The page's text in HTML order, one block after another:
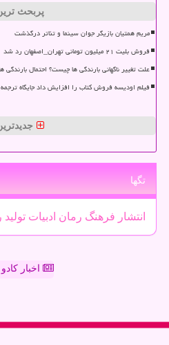
پربحث
مریم همتیان بازیگر جوان سینما و تئاتر درگذشت
فروش بلیت ۲۱ میلیون تومانی تهران_اصفهان رد شد
علت تغییر ناگهانی بارندگی ها چیست؟ احتمال بارندگی
فیلم اودیسه فروش کتاب را افزایش داد جایگاه
تگها
انتشار فرهنگ رمان ادبیات تولید
اخبار